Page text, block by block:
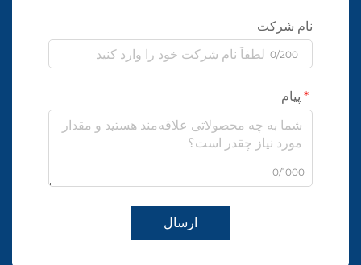
نام شرکت
0/200
پیام
0/1000
ارسال